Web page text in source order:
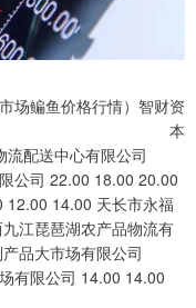
场鳊鱼价格行情）智财资
本
配送中心有限公司
公司 22.00 18.00 20.00
12.00 14.00 天长市永福
江琵琶湖农产品物流有
品大市场有限公司
有限公司 14.00 14.00